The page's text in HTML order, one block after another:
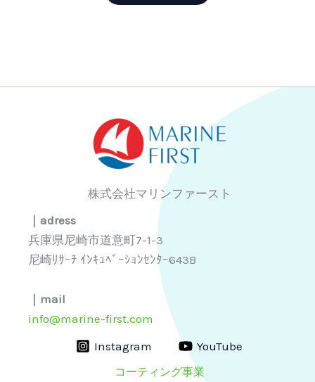
株式会社マリンファースト
｜adress
兵庫県尼崎市道意町7-1-3
尼崎ﾘｻｰﾁ ｲﾝｷｭﾍﾞｰｼｮﾝｾﾝﾀｰ643B
｜mail
info@marine-first.com
Instagram
YouTube
コーティング事業